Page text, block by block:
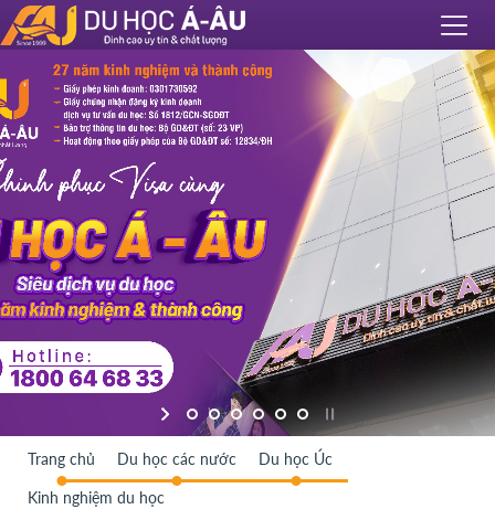
Trang chủ Du học các nước Du học Úc
Kinh nghiệm du học